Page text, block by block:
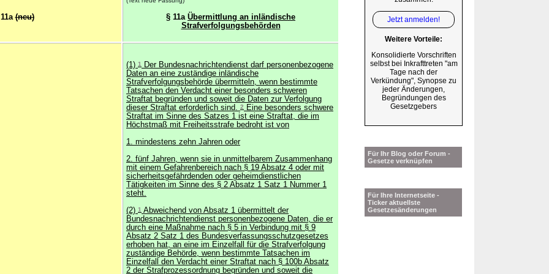
(neu) § 11a Übermittlung an inländische
Strafverfolgungsbehörden
(1) 1
Der Bundesnachrichtendienst darf personenbezogene
Daten an eine zuständige inländische
Strafverfolgungsbehörde übermitteln, wenn bestimmte
Tatsachen den Verdacht einer besonders schweren
Straftat begründen und soweit die Daten zur Verfolgung
dieser Straftat erforderlich sind. 2
Eine besonders schwere
Straftat im Sinne des Satzes 1 ist eine Straftat, die im
Höchstmaß mit Freiheitsstrafe bedroht ist von
1. mindestens zehn Jahren oder
2. fünf Jahren, wenn sie in unmittelbarem Zusammenhang
mit einem Gefahrenbereich nach § 19 Absatz 4 oder mit
sicherheitsgefährdenden oder geheimdienstlichen
Tätigkeiten im Sinne des § 2 Absatz 1 Satz 1 Nummer 1
steht.
(2) 1 Abweichend von Absatz 1 übermittelt der
Bundesnachrichtendienst personenbezogene Daten, die er
durch eine Maßnahme nach § 5 in Verbindung mit § 9
Absatz 2 Satz 1 des Bundesverfassungsschutzgesetzes
erhoben hat, an eine im Einzelfall für die Strafverfolgung
zuständige Behörde, wenn bestimmte Tatsachen im
Einzelfall den Verdacht einer Straftat nach § 100b Absatz
2 der Strafprozessordnung begründen und soweit die
Jetzt anmelden!
Weitere Vorteile:
Konsolidierte Vorschriften
selbst bei Inkrafttreten "am
Tage nach der
Verkündung", Synopse zu
jeder Änderungen,
Begründungen des
Gesetzgebers
Für Ihr Blog oder Forum -
Gesetze verknüpfen
Für Ihre Internetseite -
Ticker aktuellste
Gesetzesänderungen